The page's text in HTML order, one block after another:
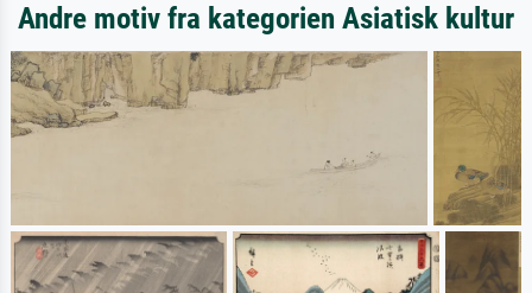
Andre motiv fra kategorien Asiatisk kultur